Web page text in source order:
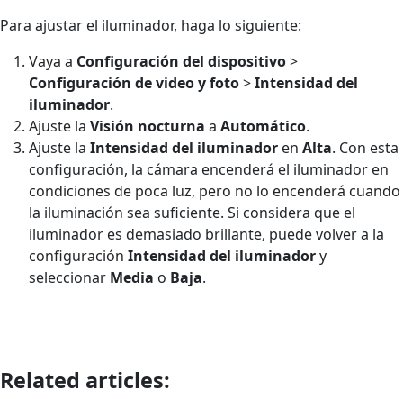
Para ajustar el iluminador, haga lo siguiente:
Vaya a Configuración del dispositivo>
Configuración de video y foto>Intensidad del
iluminador.
Ajuste la Visión nocturna a Automático.
Ajuste la Intensidad del iluminador en Alta. Con esta
configuración, la cámara encenderá el iluminador en
condiciones de poca luz, pero no lo encenderá cuando
la iluminación sea suficiente. Si considera que el
iluminador es demasiado brillante, puede volver a la
configuración Intensidad del iluminadory
seleccionar Media o Baja.
Related articles: